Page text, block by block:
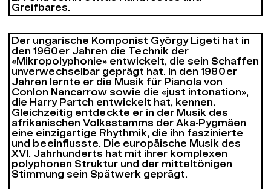
Greifbares.
Der ungarische Komponist György Ligeti hat in
den 1960er Jahren die Technik der
«Mikropolyphonie» entwickelt, die sein Schaffen
unverwechselbar geprägt hat. In den 1980er
Jahren lernte er die Musik für Pianola von
Conlon Nancarrow sowie die «just intonation»,
die Harry Partch entwickelt hat, kennen.
Gleichzeitig entdeckte er in der Musik des
afrikanischen Volksstamms der Aka-Pygmäen
eine einzigartige Rhythmik, die ihn faszinierte
und beeinflusste. Die europäische Musik des
XVI. Jahrhunderts hat mit ihrer komplexen
polyphonen Struktur und der mitteltönigen
Stimmung sein Spätwerk geprägt.